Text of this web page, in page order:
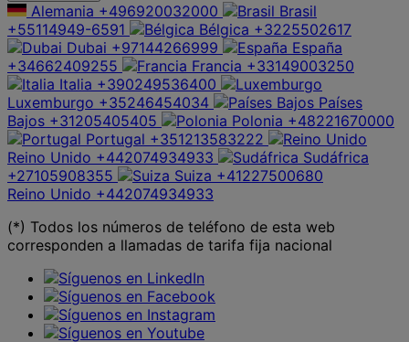
Alemania +496920032000
Brasil
+55114949-6591
Bélgica +3225502617
Dubai +97144266999
España
+34662409255
Francia +33149003250
Italia +390249536400
Luxemburgo +35246454034
Países
Bajos +31205405405 Polonia +48221670000
Portugal +351213583222
Reino Unido +442074934933
Sudáfrica
+27105908355
Suiza +41227500680
Reino Unido +442074934933
(*) Todos los números de teléfono de esta web
corresponden a llamadas de tarifa fija nacional